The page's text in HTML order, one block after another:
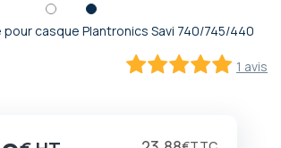
casque Plantronics Savi 740/745/440
1 avis